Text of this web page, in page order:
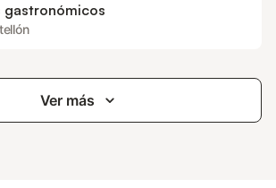
gastronómicos
Ver más